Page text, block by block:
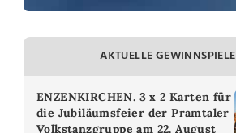
AKTUELLE GEWINNSPIELE
ENZENKIRCHEN. 3 x 2 Karten für
die Jubiläumsfeier der Pramtaler
Volkstanzgruppe am 22. August